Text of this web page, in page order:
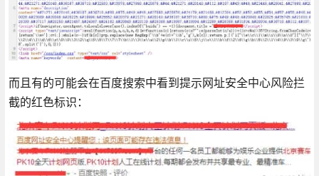
而且有的可能会在百度搜索中看到提示网址安全中心风险拦
截的红色标识：